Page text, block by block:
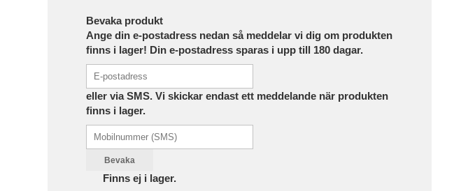
Bevaka produkt
Ange din e-postadress nedan så meddelar vi dig om produkten
finns i lager! Din e-postadress sparas i upp till 180 dagar.
eller via SMS. Vi skickar endast ett meddelande när produkten
finns i lager.
Bevaka
Finns ej i lager.